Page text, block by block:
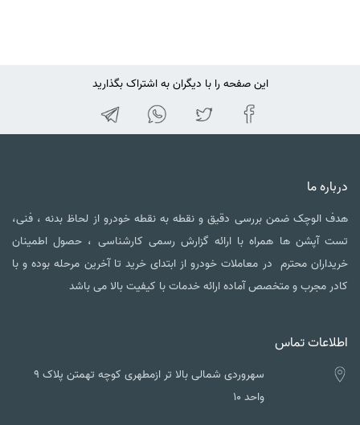
این صفحه را با دیگران به اشتراک بگذارید
درباره ما
هدف الوچک ضمن بررسی دقیق و نقطه به نقطه خودرو از لحاظ بدنه ، فنی،
تست آپشن ها همراه با ارائه گزارش رسمی کارشناسی ، حصول اطمینان
خریداران محترم در معاملات خودرو از ابتدای خرید تا آخرین مرحله بوده و با
کادر مجرب و متخصص آماده ارائه خدمات با کیفیت بالا می باشد
اطلاعات تماس
سهروردی شمالی بالا تر ازمطهری کوچه تهمتن پلاک ۹
واحد ۱۰